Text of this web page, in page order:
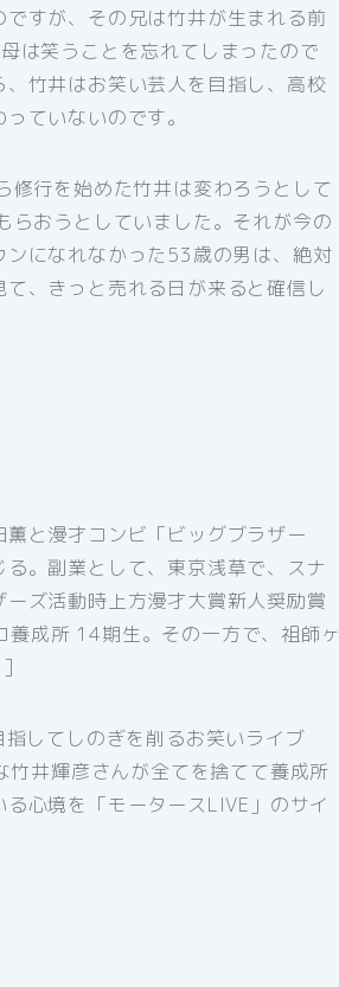
すが、その兄は竹井が生まれる前
は笑うことを忘れてしまったので
竹井はお笑い芸人を目指し、高校
ていないのです。
修行を始めた竹井は変わろうとして
らおうとしていました。それが今の
になれなかった53歳の男は、絶対
、きっと売れる日が来ると確信し
と漫才コンビ「ビッグブラザー
。副業として、東京浅草で、スナ
ズ活動時上方漫才大賞新人奨励賞
成所 14期生。その一方で、祖師ヶ
してしのぎを削るお笑いライブ
竹井輝彦さんが全てを捨てて養成所
心境を「モータースLIVE」のサイ